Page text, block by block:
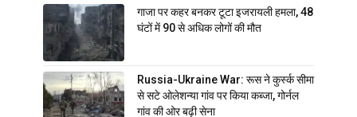
गाजा पर कहर बनकर टूटा इजरायली हमला, 48
घंटों में 90 से अधिक लोगों की मौत
Russia-Ukraine War: रूस ने कुर्स्क सीमा
से सटे ओलेशन्या गांव पर किया कब्जा, गोर्नल
गांव की ओर बढ़ी सेना